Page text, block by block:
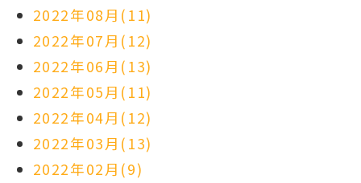
2022年08月(11)
2022年07月(12)
2022年06月(13)
2022年05月(11)
2022年04月(12)
2022年03月(13)
2022年02月(9)